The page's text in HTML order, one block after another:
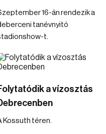
16-án rendezik a
tanévnyitó
t.
a vízosztás
Kossuth téren.